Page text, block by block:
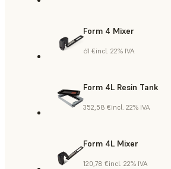
Form 4 Mixer
61 €incl. 22% IVA
Form 4L Resin Tank
352,58 €incl. 22% IVA
Form 4L Mixer
120,78 €incl. 22% IVA